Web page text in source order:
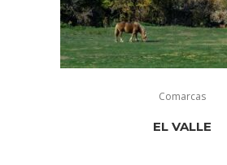
Comarcas
EL VALLE